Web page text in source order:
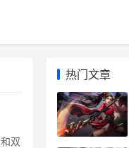
双
热门文章